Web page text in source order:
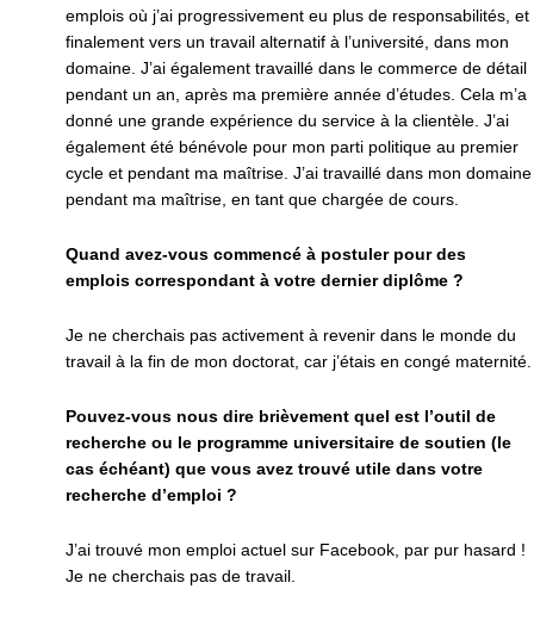
emplois où j’ai progressivement eu plus de responsabilités, et
finalement vers un travail alternatif à l’université, dans mon
domaine. J’ai également travaillé dans le commerce de détail
pendant un an, après ma première année d’études. Cela m’a
donné une grande expérience du service à la clientèle. J’ai
également été bénévole pour mon parti politique au premier
cycle et pendant ma maîtrise. J’ai travaillé dans mon domaine
pendant ma maîtrise, en tant que chargée de cours.
Quand avez-vous commencé à postuler pour des
emplois correspondant à votre dernier diplôme ?
Je ne cherchais pas activement à revenir dans le monde du
travail à la fin de mon doctorat, car j’étais en congé maternité.
Pouvez-vous nous dire brièvement quel est l’outil de
recherche ou le programme universitaire de soutien (le
cas échéant) que vous avez trouvé utile dans votre
recherche d’emploi ?
J’ai trouvé mon emploi actuel sur Facebook, par pur hasard !
Je ne cherchais pas de travail.